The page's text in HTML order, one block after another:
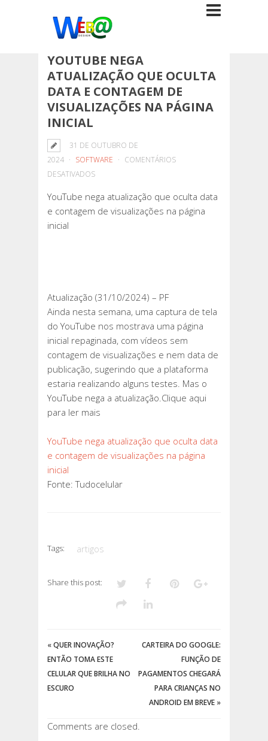
YOUTUBE NEGA
ATUALIZAÇÃO QUE OCULTA
DATA E CONTAGEM DE
VISUALIZAÇÕES NA PÁGINA
INICIAL
31 DE OUTUBRO DE
2024
SOFTWARE
COMENTÁRIOS
DESATIVADOSEM
NEGA
ATUALIZAÇÃO
DE
VISUALIZAÇÕES
NA
PÁGINA
INICIAL
YouTube nega atualização que oculta data
e contagem de visualizações na página
inicial
Atualização (31/10/2024) – PF
Ainda nesta semana, uma captura de tela
do YouTube nos mostrava uma página
inicial repaginada, com vídeos sem
contagem de visualizações e nem data de
publicação, sugerindo que a plataforma
estaria realizando alguns testes. Mas o
YouTube nega a atualização.Clique aqui
para ler mais
YouTube nega atualização que oculta data
e contagem de visualizações na página
inicial
Fonte: Tudocelular
Tags: artigos
Share this post:
«QUER INOVAÇÃO?
ENTÃO TOMA ESTE
CELULAR QUE BRILHA NO
ESCURO
CARTEIRA DO GOOGLE:
FUNÇÃO DE
PAGAMENTOS CHEGARÁ
PARA CRIANÇAS NO
ANDROID EM BREVE »
Comments are closed.